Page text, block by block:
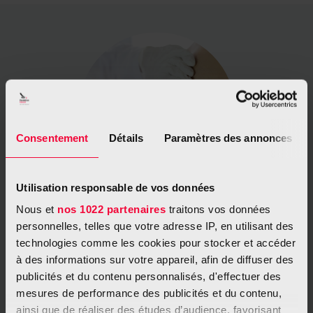
Consentement Détails Paramètres des annonces
Utilisation responsable de vos données
Nous et nos 1022 partenaires traitons vos données
personnelles, telles que votre adresse IP, en utilisant des
technologies comme les cookies pour stocker et accéder
à des informations sur votre appareil, afin de diffuser des
publicités et du contenu personnalisés, d'effectuer des
mesures de performance des publicités et du contenu,
ainsi que de réaliser des études d’audience, favorisant
Les approches communes en matière de
traitement
Différents types de traitements peuvent être utilisés pour traiter
un cancer du sein : la chirurgie, la radiothérapie,
l'hormonothérapie, la chimiothérapie, les thérapies ciblées et